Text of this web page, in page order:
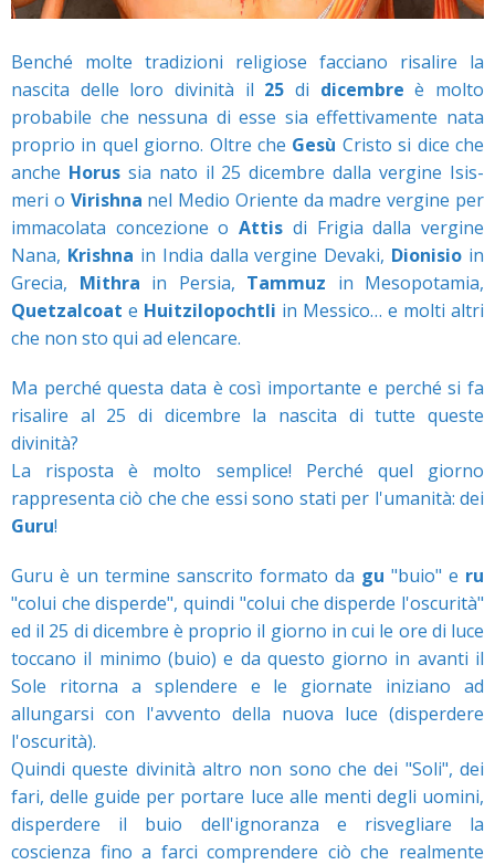
Benché molte tradizioni religiose facciano risalire la
nascita delle loro divinità il 25 di dicembre è molto
probabile che nessuna di esse sia effettivamente nata
proprio in quel giorno. Oltre che Gesù Cristo si dice che
anche Horussia nato il 25 dicembre dalla vergine Isis-
meri o Virishna nel Medio Oriente da madre vergine per
immacolata concezione oAttis di Frigia dalla vergine
Nana, Krishna in India dalla vergine Devaki, Dionisio in
Grecia, Mithra in Persia, Tammuz in Mesopotamia,
Quetzalcoat e Huitzilopochtli in Messico… e molti altri
che non sto qui ad elencare.
Ma perché questa data è così importante e perché si fa
risalire al 25 di dicembre la nascita di tutte queste
divinità?
La risposta è molto semplice! Perché quel giorno
rappresenta ciò che che essi sono stati per l'umanità: dei
Guru!
Guru è un termine sanscrito formato da gu "buio" e ru
"colui che disperde", quindi "colui che disperde l'oscurità"
ed il 25 di dicembre è proprio il giorno in cui le ore di luce
toccano il minimo (buio) e da questo giorno in avanti il
Sole ritorna a splendere e le giornate iniziano ad
allungarsi con l'avvento della nuova luce (disperdere
l'oscurità).
Quindi queste divinità altro non sono che dei "Soli", dei
fari, delle guide per portare luce alle menti degli uomini,
disperdere il buio dell'ignoranza e risvegliare la
coscienza fino a farci comprendere ciò che realmente